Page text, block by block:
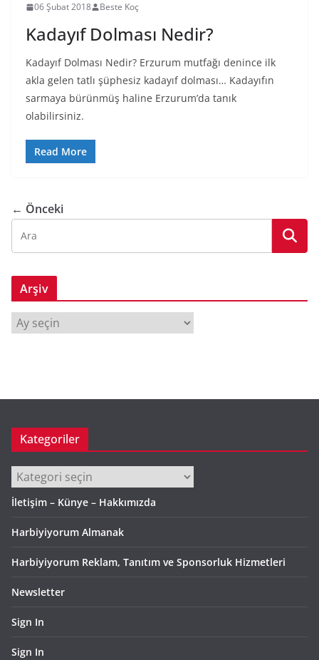
06 Şubat 2018 Beste Koç
Kadayıf Dolması Nedir?
Kadayıf Dolması Nedir? Erzurum mutfağı denince ilk
akla gelen tatlı şüphesiz kadayıf dolması… Kadayıfın
sarmaya bürünmüş haline Erzurum’da tanık
olabilirsiniz.
Read More
← Önceki
Arşiv
Kategoriler
Kategoriler
İletişim – Künye – Hakkımızda
Harbiyiyorum Almanak
Harbiyiyorum Reklam, Tanıtım ve Sponsorluk Hizmetleri
Newsletter
Sign In
Sign In